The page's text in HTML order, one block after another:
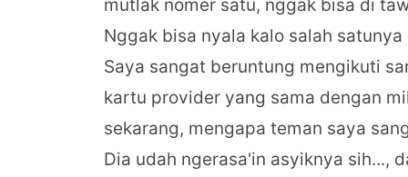
mutlak nomer satu, nggak bisa di
Nggak bisa nyala kalo salah
Saya sangat beruntung mengikuti
kartu provider yang sama dengan
sekarang, mengapa teman saya
Dia udah ngerasa'in asyiknya sih...,